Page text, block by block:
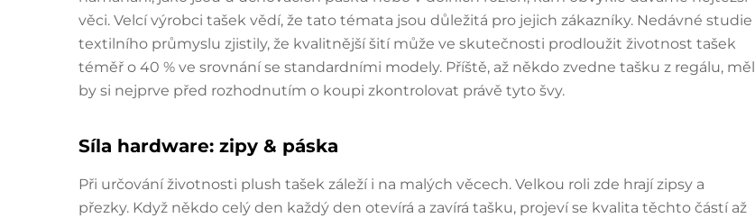
věci. Velcí výrobci tašek vědí, že tato témata jsou důležitá pro jejich zákazníky. Nedávné studie
textilního průmyslu zjistily, že kvalitnější šití může ve skutečnosti prodloužit životnost tašek
téměř o 40 % ve srovnání se standardními modely. Příště, až někdo zvedne tašku z regálu, měl
by si nejprve před rozhodnutím o koupi zkontrolovat právě tyto švy.
Síla hardware: zipy & páska
Při určování životnosti plush tašek záleží i na malých věcech. Velkou roli zde hrají zipsy a
přezky. Když někdo celý den každý den otevírá a zavírá tašku, projeví se kvalita těchto částí až